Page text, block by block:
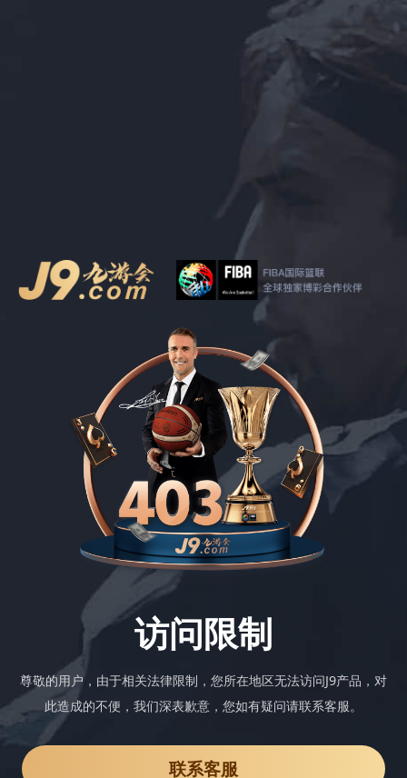
访问限制
尊敬的用户，由于相关法律限制，您所在地区无法访问J9产品，对
此造成的不便，我们深表歉意，您如有疑问请联系客服。
联系客服